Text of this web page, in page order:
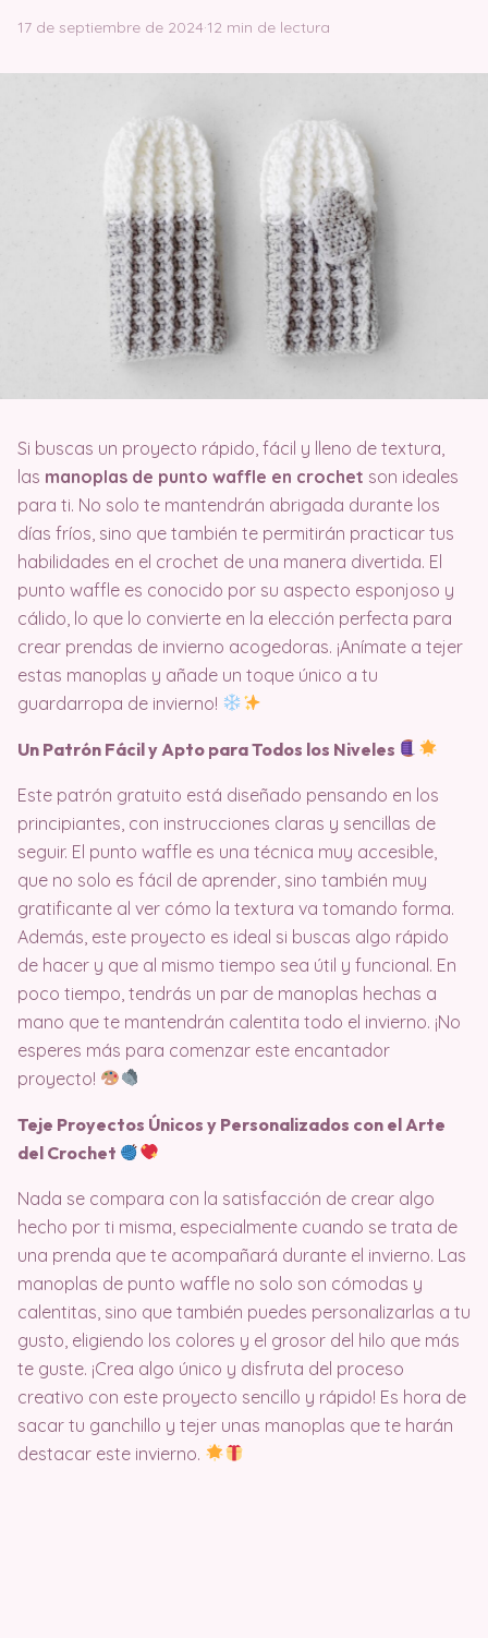
17 de septiembre de 2024·12 min de lectura
Si buscas un proyecto rápido, fácil y lleno de textura,
las manoplas de punto waffle en crochet son ideales
para ti. No solo te mantendrán abrigada durante los
días fríos, sino que también te permitirán practicar tus
habilidades en el crochet de una manera divertida. El
punto waffle es conocido por su aspecto esponjoso y
cálido, lo que lo convierte en la elección perfecta para
crear prendas de invierno acogedoras. ¡Anímate a tejer
estas manoplas y añade un toque único a tu
guardarropa de invierno!
Un Patrón Fácil y Apto para Todos los Niveles
Este patrón gratuito está diseñado pensando en los
principiantes, con instrucciones claras y sencillas de
seguir. El punto waffle es una técnica muy accesible,
que no solo es fácil de aprender, sino también muy
gratificante al ver cómo la textura va tomando forma.
Además, este proyecto es ideal si buscas algo rápido
de hacer y que al mismo tiempo sea útil y funcional. En
poco tiempo, tendrás un par de manoplas hechas a
mano que te mantendrán calentita todo el invierno. ¡No
esperes más para comenzar este encantador
proyecto!
Teje Proyectos Únicos y Personalizados con el Arte
del Crochet
Nada se compara con la satisfacción de crear algo
hecho por ti misma, especialmente cuando se trata de
una prenda que te acompañará durante el invierno. Las
manoplas de punto waffle no solo son cómodas y
calentitas, sino que también puedes personalizarlas a tu
gusto, eligiendo los colores y el grosor del hilo que más
te guste. ¡Crea algo único y disfruta del proceso
creativo con este proyecto sencillo y rápido! Es hora de
sacar tu ganchillo y tejer unas manoplas que te harán
destacar este invierno.